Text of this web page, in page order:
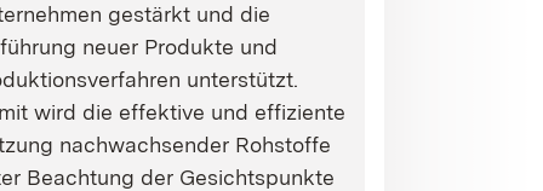
gestärkt und die
neuer Produkte und
unterstützt.
wird die effektive und effiziente
nachwachsender Rohstoffe
Beachtung der Gesichtspunkte